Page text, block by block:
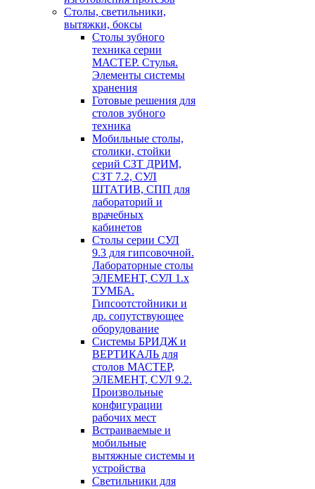
Cтолы, светильники,
вытяжки, боксы
Столы зубного
техника серии
МАСТЕР. Стулья.
Элементы системы
хранения
Готовые решения для
столов зубного
техника
Мобильные столы,
столики, стойки
серий СЗТ ДРИМ,
СЗТ 7.2, СУЛ
ШТАТИВ, СПП для
лабораторий и
врачебных
кабинетов
Столы серии СУЛ
9.3 для гипсовочной.
Лабораторные столы
ЭЛЕМЕНТ, СУЛ 1.х
ТУМБА.
Гипсоотстойники и
др. сопутствующее
оборудование
Системы БРИДЖ и
ВЕРТИКАЛЬ для
столов МАСТЕР,
ЭЛЕМЕНТ, СУЛ 9.2.
Произвольные
конфигурации
рабочих мест
Встраиваемые и
мобильные
вытяжные системы и
устройства
Светильники для